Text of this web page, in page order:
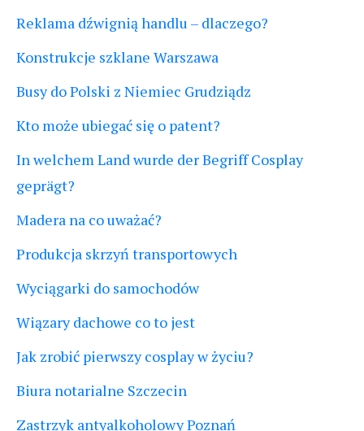
Reklama dźwignią handlu – dlaczego?
Konstrukcje szklane Warszawa
Busy do Polski z Niemiec Grudziądz
Kto może ubiegać się o patent?
In welchem Land wurde der Begriff Cosplay
geprägt?
Madera na co uważać?
Produkcja skrzyń transportowych
Wyciągarki do samochodów
Wiązary dachowe co to jest
Jak zrobić pierwszy cosplay w życiu?
Biura notarialne Szczecin
Zastrzyk antyalkoholowy Poznań